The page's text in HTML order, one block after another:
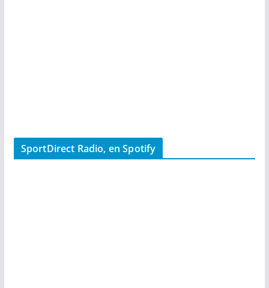
SportDirect Radio, en Spotify